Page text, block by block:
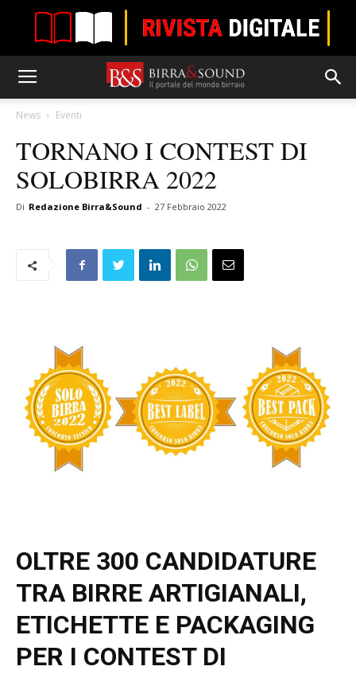
News Eventi
TORNANO I CONTEST DI
SOLOBIRRA 2022
Di Redazione Birra&Sound - 27 Febbraio 2022
OLTRE 300 CANDIDATURE
TRA BIRRE ARTIGIANALI,
ETICHETTE E PACKAGING
PER I CONTEST DI